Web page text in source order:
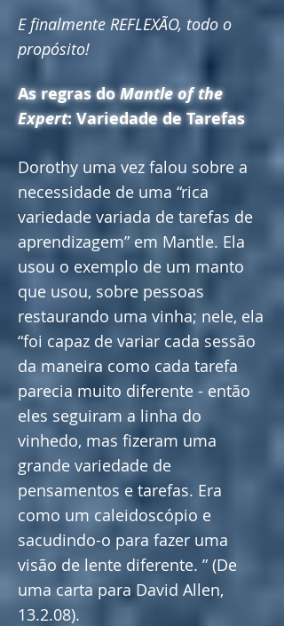
E finalmente REFLEXÃO, todo o
propósito!
As regras doMantle of the
Expert: Variedade de Tarefas
Dorothy uma vez falou sobre a
necessidade de uma “rica
variedade variada de tarefas de
aprendizagem” em Mantle. Ela
usou o exemplo de um manto
que usou, sobre pessoas
restaurando uma vinha; nele, ela
“foi capaz de variar cada sessão
da maneira como cada tarefa
parecia muito diferente - então
eles seguiram a linha do
vinhedo, mas fizeram uma
grande variedade de
pensamentos e tarefas. Era
como um caleidoscópio e
sacudindo-o para fazer uma
visão de lente diferente. ” (De
uma carta para David Allen,
13.2.08).